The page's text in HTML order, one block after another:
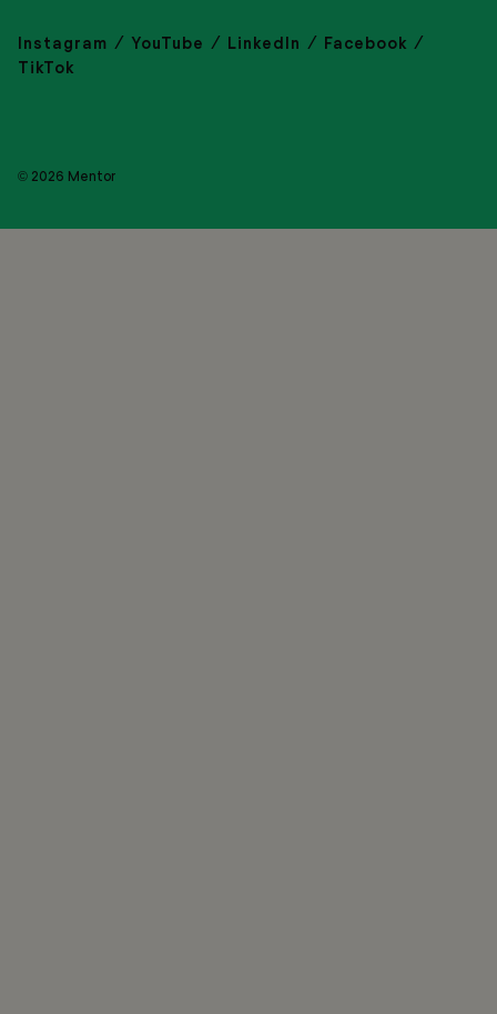
Instagram YouTube LinkedIn
Facebook
TikTok
© 2026 Mentor